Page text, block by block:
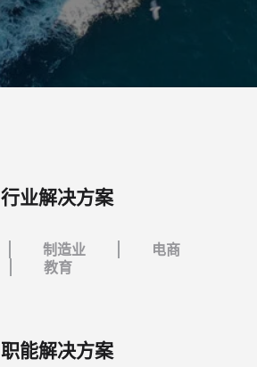
行业解决方案
制造业
电商
教育
职能解决方案